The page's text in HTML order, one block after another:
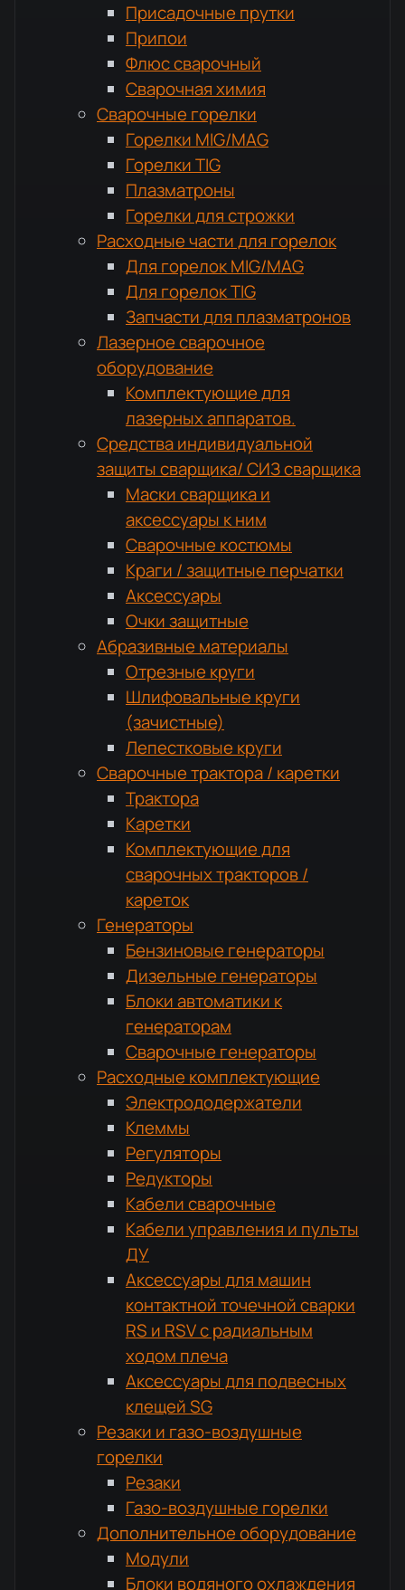
Присадочные прутки
Припои
Флюс сварочный
Сварочная химия
Сварочные горелки
Горелки MIG/MAG
Горелки TIG
Плазматроны
Горелки для строжки
Расходные части для горелок
Для горелок MIG/MAG
Для горелок TIG
Запчасти для плазматронов
Лазерное сварочное
оборудование
Комплектующие для
лазерных аппаратов.
Средства индивидуальной
защиты сварщика/ СИЗ сварщика
Маски сварщика и
аксессуары к ним
Сварочные костюмы
Краги / защитные перчатки
Аксессуары
Очки защитные
Абразивные материалы
Отрезные круги
Шлифовальные круги
(зачистные)
Лепестковые круги
Сварочные трактора / каретки
Трактора
Каретки
Комплектующие для
сварочных тракторов /
кареток
Генераторы
Бензиновые генераторы
Дизельные генераторы
Блоки автоматики к
генераторам
Сварочные генераторы
Расходные комплектующие
Электрододержатели
Клеммы
Регуляторы
Редукторы
Кабели сварочные
Кабели управления и пульты
ДУ
Аксессуары для машин
контактной точечной сварки
RS и RSV с радиальным
ходом плеча
Аксессуары для подвесных
клещей SG
Резаки и газо-воздушные
горелки
Резаки
Газо-воздушные горелки
Дополнительное оборудование
Модули
Блоки водяного охлаждения